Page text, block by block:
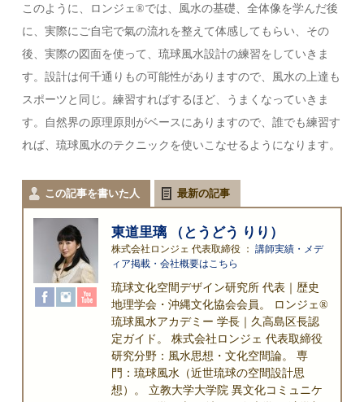
このように、ロンジェ®️では、風水の基礎、全体像を学んだ後
に、実際にご自宅で氣の流れを整えて体感してもらい、その
後、実際の図面を使って、琉球風水設計の練習をしていきま
す。設計は何千通りもの可能性がありますので、風水の上達も
スポーツと同じ。練習すればするほど、うまくなっていきま
す。自然界の原理原則がベースにありますので、誰でも練習す
れば、琉球風水のテクニックを使いこなせるようになります。
この記事を書いた人 最新の記事
東道里璃 （とうどう りり）
株式会社ロンジェ 代表取締役 ：講師実績・メデ
ィア掲載・会社概要はこちら
琉球文化空間デザイン研究所 代表｜歴史
地理学会・沖縄文化協会会員。 ロンジェ®
琉球風水アカデミー 学長｜久高島区長認
定ガイド。 株式会社ロンジェ 代表取締役
研究分野：風水思想・文化空間論。 専
門：琉球風水（近世琉球の空間設計思
想）。 立教大学大学院 異文化コミュニケ